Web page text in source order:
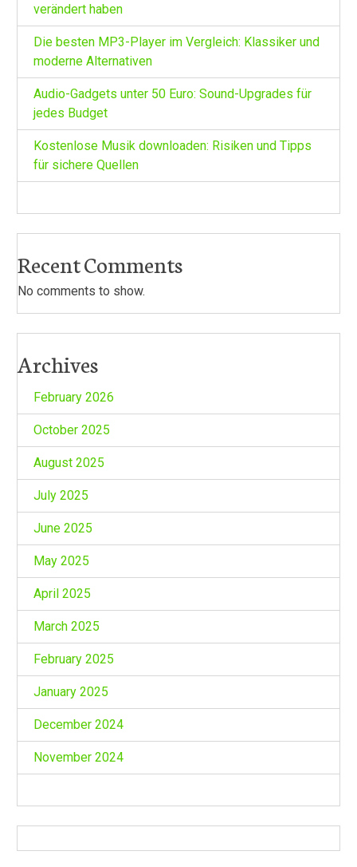
verändert haben
Die besten MP3-Player im Vergleich: Klassiker und
moderne Alternativen
Audio-Gadgets unter 50 Euro: Sound-Upgrades für
jedes Budget
Kostenlose Musik downloaden: Risiken und Tipps
für sichere Quellen
Recent Comments
No comments to show.
Archives
February 2026
October 2025
August 2025
July 2025
June 2025
May 2025
April 2025
March 2025
February 2025
January 2025
December 2024
November 2024